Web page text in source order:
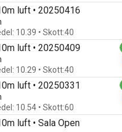
luft • 20250416
10.39 • Skott:40
luft • 20250409
10.29 • Skott:40
luft • 20250331
10.54 • Skott:60
luft • Sala Open